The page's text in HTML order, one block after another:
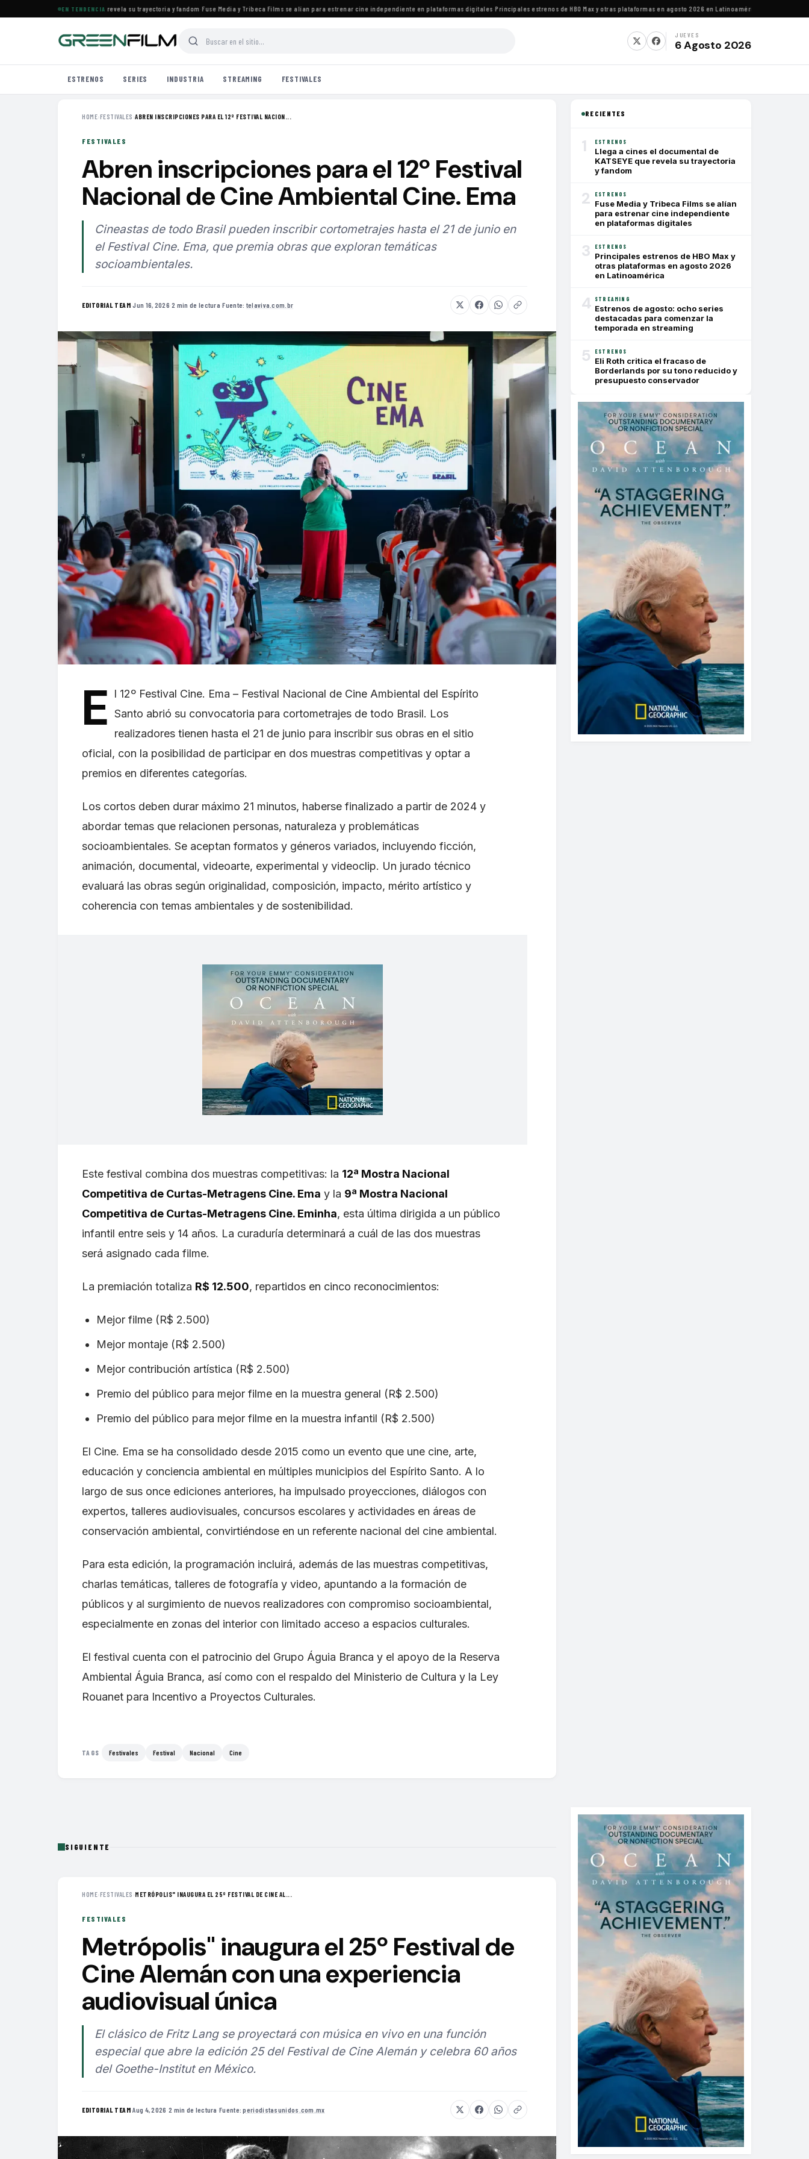
EN TENDENCIA
documental de KATSEYE que revela su trayectoria y fandom·Fuse Media y Tribeca Films se alían para estrenar cine independiente en plataformas digitales·Principales estrenos de HBO Max y otras plataformas en agosto 2026 en Latinoamérica·Estrenos de
JUEVES
6 Agosto 2026
ESTRENOS SERIES INDUSTRIA STREAMING FESTIVALES
HOME›FESTIVALES ›ABREN INSCRIPCIONES PARA EL 12º FESTIVAL NACION...
FESTIVALES
Abren inscripciones para el 12º Festival
Nacional de Cine Ambiental Cine. Ema
Cineastas de todo Brasil pueden inscribir cortometrajes hasta el 21 de junio en
el Festival Cine. Ema, que premia obras que exploran temáticas
socioambientales.
EDITORIAL TEAM·Jun 16, 2026·2 min de lectura·Fuente: telaviva.com.br
E
l 12º Festival Cine. Ema – Festival Nacional de Cine Ambiental del Espírito
Santo abrió su convocatoria para cortometrajes de todo Brasil. Los
realizadores tienen hasta el 21 de junio para inscribir sus obras en el sitio
oficial, con la posibilidad de participar en dos muestras competitivas y optar a
premios en diferentes categorías.
Los cortos deben durar máximo 21 minutos, haberse finalizado a partir de 2024 y
abordar temas que relacionen personas, naturaleza y problemáticas
socioambientales. Se aceptan formatos y géneros variados, incluyendo ficción,
animación, documental, videoarte, experimental y videoclip. Un jurado técnico
evaluará las obras según originalidad, composición, impacto, mérito artístico y
coherencia con temas ambientales y de sostenibilidad.
Este festival combina dos muestras competitivas: la 12ª Mostra Nacional
Competitiva de Curtas-Metragens Cine. Ema y la 9ª Mostra Nacional
Competitiva de Curtas-Metragens Cine. Eminha, esta última dirigida a un público
infantil entre seis y 14 años. La curaduría determinará a cuál de las dos muestras
será asignado cada filme.
La premiación totaliza R$ 12.500, repartidos en cinco reconocimientos:
Mejor filme (R$ 2.500)
Mejor montaje (R$ 2.500)
Mejor contribución artística (R$ 2.500)
Premio del público para mejor filme en la muestra general (R$ 2.500)
Premio del público para mejor filme en la muestra infantil (R$ 2.500)
El Cine. Ema se ha consolidado desde 2015 como un evento que une cine, arte,
educación y conciencia ambiental en múltiples municipios del Espírito Santo. A lo
largo de sus once ediciones anteriores, ha impulsado proyecciones, diálogos con
expertos, talleres audiovisuales, concursos escolares y actividades en áreas de
conservación ambiental, convirtiéndose en un referente nacional del cine ambiental.
Para esta edición, la programación incluirá, además de las muestras competitivas,
charlas temáticas, talleres de fotografía y video, apuntando a la formación de
públicos y al surgimiento de nuevos realizadores con compromiso socioambiental,
especialmente en zonas del interior con limitado acceso a espacios culturales.
El festival cuenta con el patrocinio del Grupo Águia Branca y el apoyo de la Reserva
Ambiental Águia Branca, así como con el respaldo del Ministerio de Cultura y la Ley
Rouanet para Incentivo a Proyectos Culturales.
TAGS Festivales Festival Nacional Cine
RECIENTES
1 ESTRENOS
Llega a cines el documental de
KATSEYE que revela su trayectoria
y fandom
2 ESTRENOS
Fuse Media y Tribeca Films se alían
para estrenar cine independiente
en plataformas digitales
3 ESTRENOS
Principales estrenos de HBO Max y
otras plataformas en agosto 2026
en Latinoamérica
4 STREAMING
Estrenos de agosto: ocho series
destacadas para comenzar la
temporada en streaming
5 ESTRENOS
Eli Roth critica el fracaso de
Borderlands por su tono reducido y
presupuesto conservador
SIGUIENTE
HOME›FESTIVALES ›METRÓPOLIS" INAUGURA EL 25º FESTIVAL DE CINE AL...
FESTIVALES
Metrópolis" inaugura el 25º Festival de
Cine Alemán con una experiencia
audiovisual única
El clásico de Fritz Lang se proyectará con música en vivo en una función
especial que abre la edición 25 del Festival de Cine Alemán y celebra 60 años
del Goethe-Institut en México.
EDITORIAL TEAM·Aug 4, 2026 ·2 min de lectura ·Fuente:periodistasunidos.com.mx